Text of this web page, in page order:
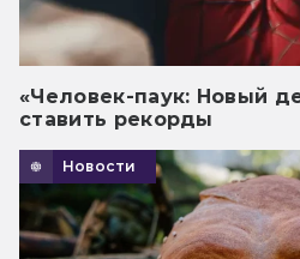
«Человек-паук: Новый
ставить рекорды
Новости